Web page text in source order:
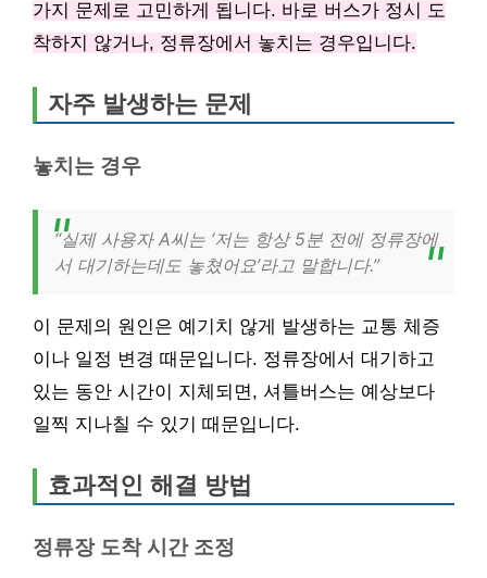
가지 문제로 고민하게 됩니다. 바로 버스가 정시 도
착하지 않거나, 정류장에서 놓치는 경우입니다.
자주 발생하는 문제
놓치는 경우
“실제 사용자 A씨는 ‘저는 항상 5분 전에 정류장에
서 대기하는데도 놓쳤어요’라고 말합니다.”
이 문제의 원인은 예기치 않게 발생하는 교통 체증
이나 일정 변경 때문입니다. 정류장에서 대기하고
있는 동안 시간이 지체되면, 셔틀버스는 예상보다
일찍 지나칠 수 있기 때문입니다.
효과적인 해결 방법
정류장 도착 시간 조정